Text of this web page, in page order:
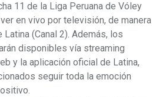
11 de la Liga Peruana de Vóley
en vivo por televisión, de manera
Latina (Canal 2). Además, los
disponibles vía streaming
y la aplicación oficial de Latina,
seguir toda la emoción